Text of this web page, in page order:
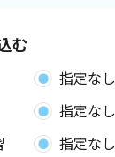
む
指定なし
指定なし
指定なし